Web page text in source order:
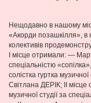
Нещодавно в нашому
«Акорди позашкілля», в
колективів
І місце отримали: —
спеціальністю
солістка гуртка
Світлана ДЕРІК; ІІ
музичної студії за